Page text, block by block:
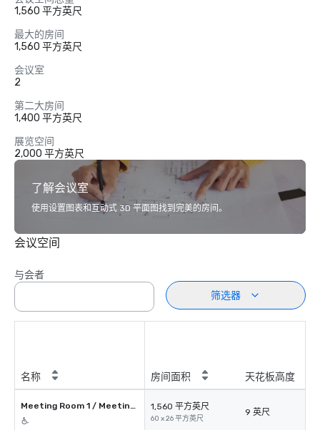
1,560 平方英尺
最大的房间
1,560 平方英尺
会议室
2
第二大房间
1,400 平方英尺
展览空间
2,000 平方英尺
了解会议室
使用设置图表和互动式 3D 平面图找到完美的房间。
会议空间
与会者
筛选器
名称 房间面积 天花板高度
Meeting Room 1 / Meeting Room 2 1,560 平方英尺
60 x 26 平方英尺
9 英尺